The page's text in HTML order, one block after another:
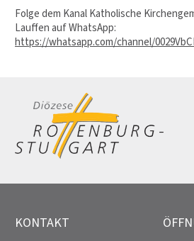
Folge dem Kanal Katholische
Lauffen auf WhatsApp:
https://whatsapp.com/channel/
KONTAKT